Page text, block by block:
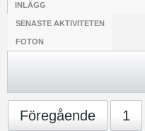
INLÄGG
SENASTE AKTIVITETEN
FOTON
Föregående 1